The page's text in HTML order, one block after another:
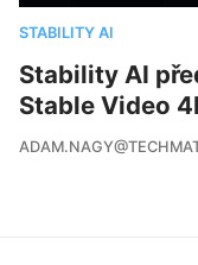
STABILITY AI
Stability AI
Stable Video